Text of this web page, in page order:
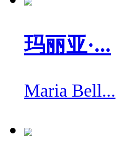
玛丽亚·...
Maria Bell...